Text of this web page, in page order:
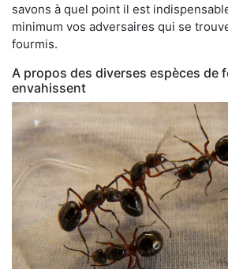
savons à quel point il est
minimum vos adversaires qui se
fourmis.
A propos des diverses espèces de
envahissent